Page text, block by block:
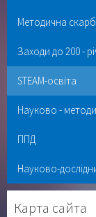
Методична
Заходи до 200 -
STEAM-освіта
Науково -
ППД
Науково-
Карта сайта